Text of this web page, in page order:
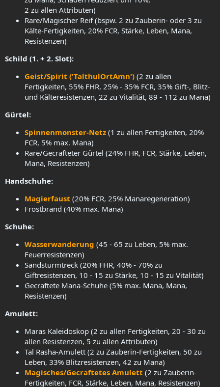
2 zu allen Attributen)
Rare/Magischer Reif (bspw. 2 zu Zauberin- oder 3 zu
Kälte-Fertigkeiten, 20% FCR, Stärke, Leben, Mana,
Resistenzen)
Schild (1. + 2. Slot):
Geist/Spirit ('TalthulOrtAmn') (2 zu allen
Fertigkeiten, 55% FHR, 25% - 35% FCR, 35% Gift-, Blitz-
und Kälteresistenzen, 22 zu Vitalität, 89 - 112 zu Mana)
Gürtel:
Spinnenmonster-Netz (1 zu allen Fertigkeiten, 20%
FCR, 5% max. Mana)
Rare/Gecrafteter Gürtel (24% FHR, FCR, Stärke, Leben,
Mana, Resistenzen)
Handschuhe:
Magierfaust (20% FCR, 25% Manaregeneration)
Frostbrand (40% max. Mana)
Schuhe:
Wasserwanderung (45 - 65 zu Leben, 5% max.
Feuerresistenzen)
Sandsturmtreck (20% FHR, 40% - 70% zu
Giftresistenzen, 10 - 15 zu Stärke, 10 - 15 zu Vitalität)
Gecraftete Mana-Schuhe (5% max. Mana, Mana,
Resistenzen)
Amulett:
Maras Kaleidoskop (2 zu allen Fertigkeiten, 20 - 30 zu
allen Resistenzen, 5 zu allen Attributen)
Tal Rasha-Amulett (2 zu Zauberin-Fertigkeiten, 50 zu
Leben, 33% Blitzresistenzen, 42 zu Mana)
Magisches/Gecraftetes Amulett (2 zu Zauberin-
Fertigkeiten, FCR, Stärke, Leben, Mana, Resistenzen)